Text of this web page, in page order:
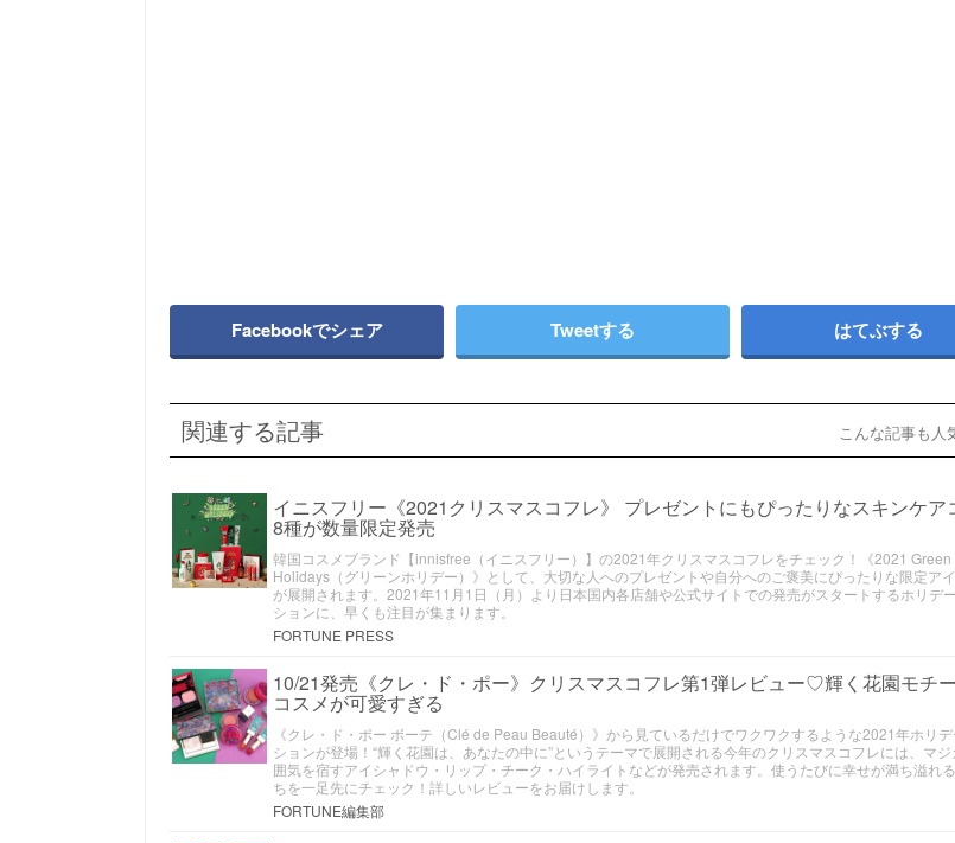
Facebookでシェア Tweetする はてぶする
関連する記事 こんな記事も人
イニスフリー《2021クリスマスコフレ》 プレゼントにもぴったりなスキンケア
8種が数量限定発売
韓国コスメブランド【innisfree（イニスフリー）】の2021年クリスマスコフレをチェック！《2021 Green
Holidays（グリーンホリデー）》として、大切な人へのプレゼントや自分へのご褒美にぴったりな限定ア
が展開されます。2021年11月1日（月）より日本国内各店舗や公式サイトでの発売がスタートするホリデ
ションに、早くも注目が集まります。
FORTUNE PRESS
10/21発売《クレ・ド・ポー》クリスマスコフレ第1弾レビュー♡輝く花園モチ
コスメが可愛すぎる
《クレ・ド・ポー ボーテ（Clé de Peau Beauté）》から見ているだけでワクワクするような2021年ホリ
ションが登場！“輝く花園は、あなたの中に”というテーマで展開される今年のクリスマスコフレには、マ
囲気を宿すアイシャドウ・リップ・チーク・ハイライトなどが発売されます。使うたびに幸せが満ち溢れ
ちを一足先にチェック！詳しいレビューをお届けします。
FORTUNE編集部